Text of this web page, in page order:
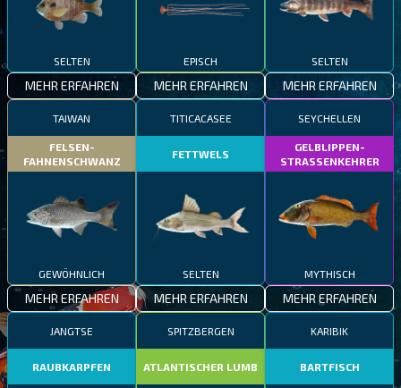
SELTEN
MEHR ERFAHREN
EPISCH
MEHR ERFAHREN
SELTEN
MEHR ERFAHREN
TAIWAN
FELSEN-
FAHNENSCHWANZ
GEWÖHNLICH
MEHR ERFAHREN
TITICACASEE
FETTWELS
SELTEN
MEHR ERFAHREN
SEYCHELLEN
GELBLIPPEN-
STRASSENKEHRER
MYTHISCH
MEHR ERFAHREN
JANGTSE
RAUBKARPFEN
SPITZBERGEN
ATLANTISCHER LUMB
KARIBIK
BARTFISCH